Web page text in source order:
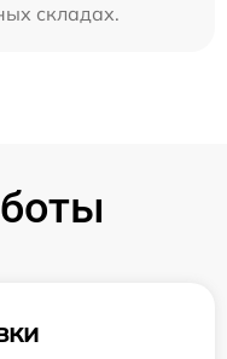
складах.